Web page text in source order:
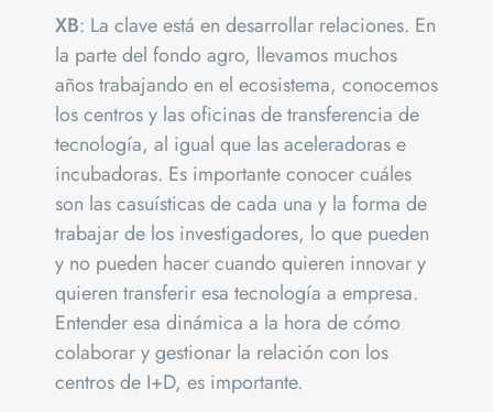
XB: La clave está en desarrollar relaciones. En
la parte del fondo agro, llevamos muchos
años trabajando en el ecosistema, conocemos
los centros y las oficinas de transferencia de
tecnología, al igual que las aceleradoras e
incubadoras. Es importante conocer cuáles
son las casuísticas de cada una y la forma de
trabajar de los investigadores, lo que pueden
y no pueden hacer cuando quieren innovar y
quieren transferir esa tecnología a empresa.
Entender esa dinámica a la hora de cómo
colaborar y gestionar la relación con los
centros de I+D, es importante.